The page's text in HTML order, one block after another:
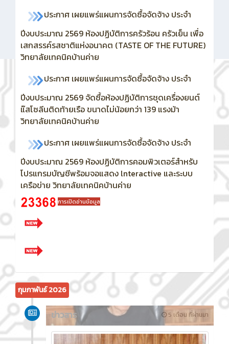
ประกาศ เผยแพร่แผนการจัดซื้อจัดจ้าง ประจำ
ปีงบประมาณ 2569 ห้องปฏิบัติการครัวร้อน ครัวเย็น เพื่อ
เสกสรรค์รสชาติแห่งอนาคต (TASTE OF THE FUTURE)
วิทยาลัยเทคนิคบ้านค่าย
ประกาศ เผยแพร่แผนการจัดซื้อจัดจ้าง ประจำ
ปีงบประมาณ 2569จัดซื้อห้องปฏิบัติการชุดเครื่องยนต์
แ๊สโซลีนติดท้ายเรือ ขนาดไม่น้อยกว่า 139 แรงม้า
วิทยาลัยเทคนิคบ้านค่าย
ประกาศ เผยแพร่แผนการจัดซื้อจัดจ้าง ประจำ
ปีงบประมาณ 2569 ห้องปฏิบัติการคอมพิวเตอร์สำหรับ
โปรแกรมบัญชีพร้อมจอแสดง lnteractive และระบบ
เครือข่าย วิทยาลัยเทคนิคบ้านค่าย
การเปิดอ่านข้อมูล
กุมภาพันธ์ 2026
5 เดือน ที่ผ่านมา
ข่าวสาร